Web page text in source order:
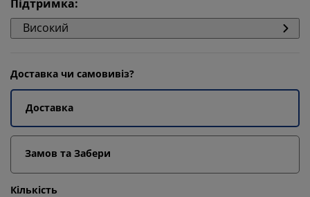
Підтримка:
Високий
Доставка чи самовивіз?
Доставка
Замов та Забери
Кількість